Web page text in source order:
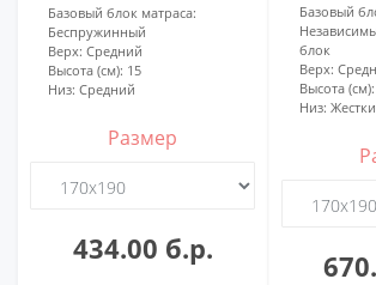
Базовый блок матраса:
Беспружинный
Верх: Средний
Высота (см): 15
Низ: Средний
Размер
434.00 б.р.
Базовый
блок
Верх:
Высота (см):
Низ: